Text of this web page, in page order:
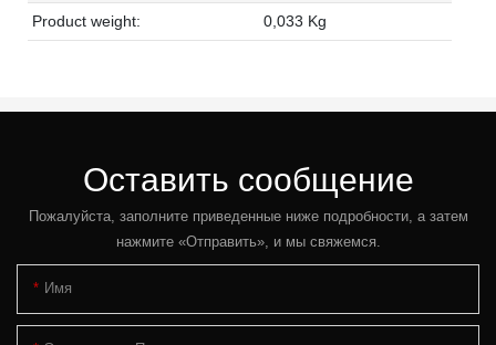
Product weight: 0,033 Kg
Оставить сообщение
Пожалуйста, заполните приведенные ниже подробности, а затем
нажмите «Отправить», и мы свяжемся.
Имя